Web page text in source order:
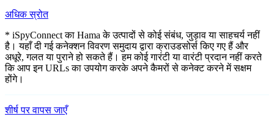
अधिक स्रोत
* iSpyConnect का Hama के उत्पादों से कोई संबंध, जुड़ाव या साहचर्य नहीं
है। यहाँ दी गई कनेक्शन विवरण समुदाय द्वारा क्राउडसोर्स किए गए हैं और
अधूरे, गलत या पुराने हो सकते हैं। हम कोई गारंटी या वारंटी प्रदान नहीं करते
कि आप इन URLs का उपयोग करके अपने कैमरों से कनेक्ट करने में सक्षम
होंगे।
शीर्ष पर वापस जाएँ